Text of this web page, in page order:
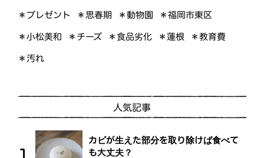
＊プレゼント ＊思春期 ＊動物園 ＊福岡市東区
＊小松美和 ＊チーズ ＊食品劣化 ＊蓮根 ＊教育費
＊汚れ
人気記事
カビが生えた部分を取り除けば食べて
も大丈夫？